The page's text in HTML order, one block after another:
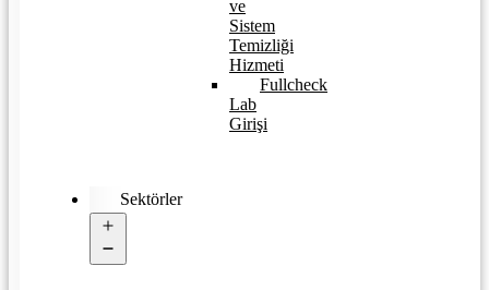
ve
Sistem
Temizliği
Hizmeti
Fullcheck
Lab
Girişi
Sektörler
menu